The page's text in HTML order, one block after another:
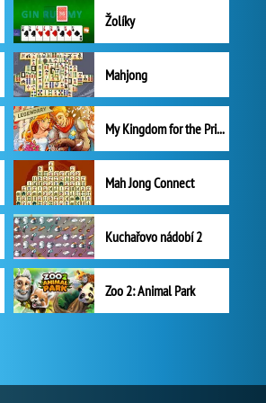
Žolíky
Mahjong
My Kingdom for the Princess Plná verze
Mah Jong Connect
Kuchařovo nádobí 2
Zoo 2: Animal Park